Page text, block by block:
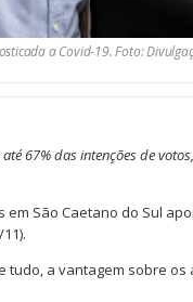
a Covid-19. Foto:
67% das intenções de
São Caetano do Sul
tudo, a vantagem sobre